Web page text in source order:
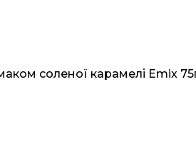
соленої карамелі Emix